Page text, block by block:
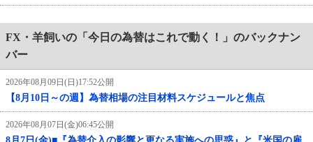
FX・羊飼いの「今日の為替はこれで動く！」のバックナン
バー
2026年08月09日(日)17:52公開
【8月10日～の週】為替相場の注目材料スケジュールと焦点
2026年08月07日(金)06:45公開